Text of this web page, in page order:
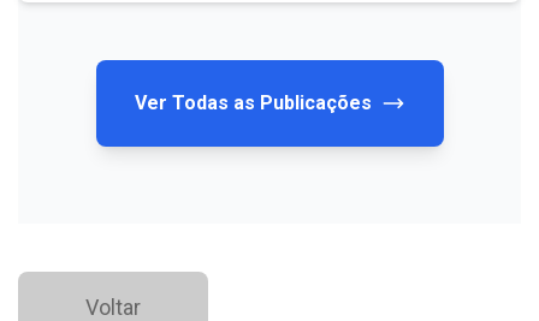
Ver Todas as Publicações
Voltar